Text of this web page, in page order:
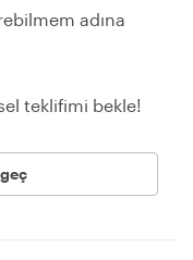
adına
teklifimi bekle!